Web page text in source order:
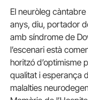
El neuròleg
anys, diu, portador
amb síndrome de
l’escenari està
horitzó d’optimisme
qualitat i esperança
malalties